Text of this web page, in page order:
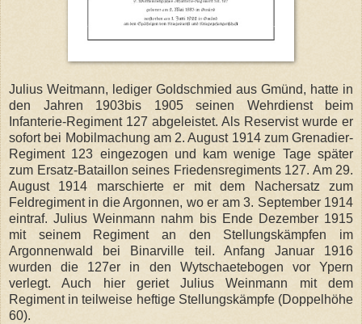
Julius Weitmann, lediger Goldschmied aus Gmünd, hatte in
den Jahren 1903bis 1905 seinen Wehrdienst beim
Infanterie-Regiment 127 abgeleistet. Als Reservist wurde er
sofort bei Mobilmachung am 2. August 1914 zum Grenadier-
Regiment 123 eingezogen und kam wenige Tage später
zum Ersatz-Bataillon seines Friedensregiments 127. Am 29.
August 1914 marschierte er mit dem Nachersatz zum
Feldregiment in die Argonnen, wo er am 3. September 1914
eintraf. Julius Weinmann nahm bis Ende Dezember 1915
mit seinem Regiment an den Stellungskämpfen im
Argonnenwald bei Binarville teil. Anfang Januar 1916
wurden die 127er in den Wytschaetebogen vor Ypern
verlegt. Auch hier geriet Julius Weinmann mit dem
Regiment in teilweise heftige Stellungskämpfe (Doppelhöhe
60).